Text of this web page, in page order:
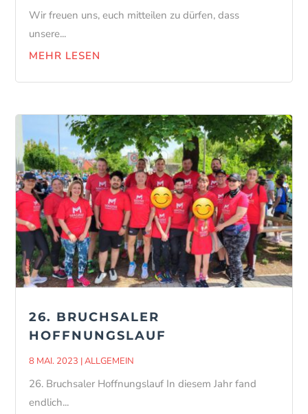
Wir freuen uns, euch mitteilen zu dürfen, dass
unsere...
MEHR LESEN
26. BRUCHSALER
HOFFNUNGSLAUF
8 MAI. 2023 |ALLGEMEIN
26. Bruchsaler Hoffnungslauf In diesem Jahr fand
endlich...